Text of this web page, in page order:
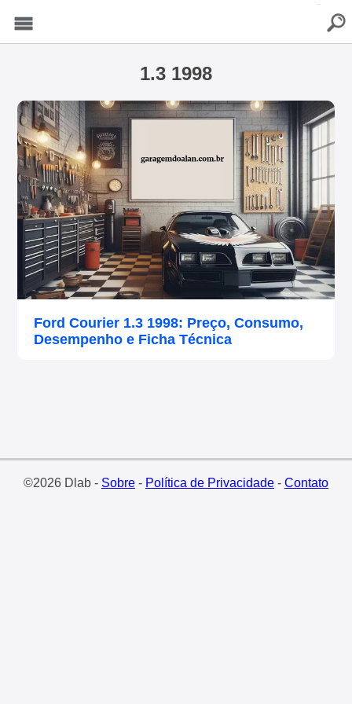
1.3 1998
Ford Courier 1.3 1998: Preço, Consumo,
Desempenho e Ficha Técnica
©2026 Dlab - Sobre- Política de Privacidade- Contato